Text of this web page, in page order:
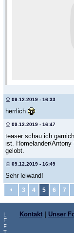
09.12.2019 - 16:33
herrlich
09.12.2019 - 16:47
teaser schau ich
ist. Homelander/Antony
gelobt.
09.12.2019 - 16:49
Sehr leiwand!
3 4 5 6 7
L
E
F
Kontakt| Unser